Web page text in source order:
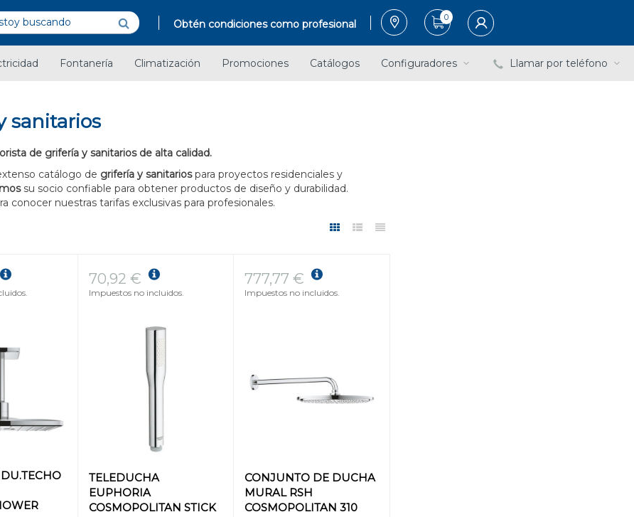
Obtén condiciones como profesional
0
Fontanería Climatización Promociones Catálogos Configuradores Llamar por teléfono
sanitarios
de grifería y sanitarios de alta calidad.
catálogo de grifería y sanitariospara proyectos residenciales y
su socio confiable para obtener productos de diseño y durabilidad.
conocer nuestras tarifas exclusivas para profesionales.
TELEDUCHA
EUPHORIA
COSMOPOLITAN STICK
70,92 €
Impuestos no incluidos.
CONJUNTO DE DUCHA
MURAL RSH
COSMOPOLITAN 310
777,77 €
Impuestos no incluidos.